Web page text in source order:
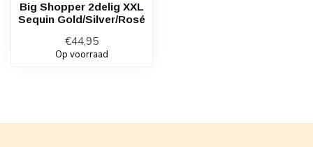
Big Shopper 2delig XXL
Sequin Gold/Silver/Rosé
€44,95
Op voorraad